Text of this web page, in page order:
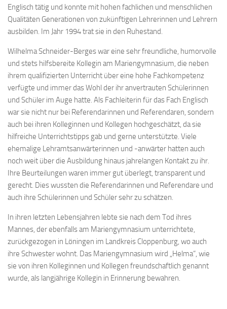
Englisch tätig und konnte mit hohen fachlichen und menschlichen
Qualitäten Generationen von zukünftigen Lehrerinnen und Lehrern
ausbilden. Im Jahr 1994 trat sie in den Ruhestand.
Wilhelma Schneider-Berges war eine sehr freundliche, humorvolle
und stets hilfsbereite Kollegin am Mariengymnasium, die neben
ihrem qualifizierten Unterricht über eine hohe Fachkompetenz
verfügte und immer das Wohl der ihr anvertrauten Schülerinnen
und Schüler im Auge hatte. Als Fachleiterin für das Fach Englisch
war sie nicht nur bei Referendarinnen und Referendaren, sondern
auch bei ihren Kolleginnen und Kollegen hochgeschätzt, da sie
hilfreiche Unterrichtstipps gab und gerne unterstützte. Viele
ehemalige Lehramtsanwärterinnen und -anwärter hatten auch
noch weit über die Ausbildung hinaus jahrelangen Kontakt zu ihr.
Ihre Beurteilungen waren immer gut überlegt, transparent und
gerecht. Dies wussten die Referendarinnen und Referendare und
auch ihre Schülerinnen und Schüler sehr zu schätzen.
In ihren letzten Lebensjahren lebte sie nach dem Tod ihres
Mannes, der ebenfalls am Mariengymnasium unterrichtete,
zurückgezogen in Löningen im Landkreis Cloppenburg, wo auch
ihre Schwester wohnt. Das Mariengymnasium wird „Helma“, wie
sie von ihren Kolleginnen und Kollegen freundschaftlich genannt
wurde, als langjährige Kollegin in Erinnerung bewahren.